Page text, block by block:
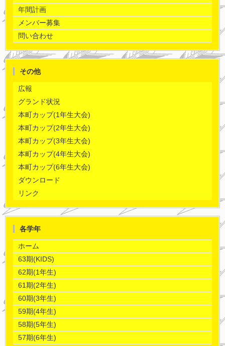
年間計画
メンバー募集
問い合わせ
その他
広報
グランド状況
本町カップ(1年生大会)
本町カップ(2年生大会)
本町カップ(3年生大会)
本町カップ(4年生大会)
本町カップ(6年生大会)
ダウンロード
リンク
各学年
ホーム
63期(KIDS)
62期(1年生)
61期(2年生)
60期(3年生)
59期(4年生)
58期(5年生)
57期(6年生)